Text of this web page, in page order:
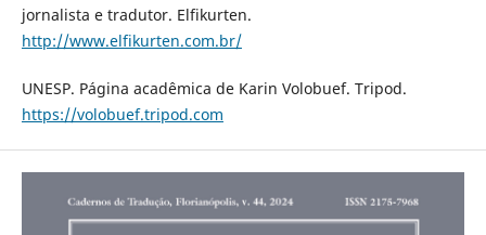
jornalista e tradutor. Elfikurten.
http://www.elfikurten.com.br/
UNESP. Página acadêmica de Karin Volobuef. Tripod.
https://volobuef.tripod.com